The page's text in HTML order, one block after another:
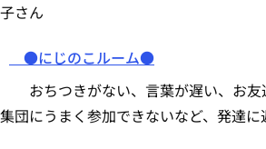
子さん
●にじのこルーム●
おちつきがない、言葉が遅い、お友
集団にうまく参加できないなど、発達